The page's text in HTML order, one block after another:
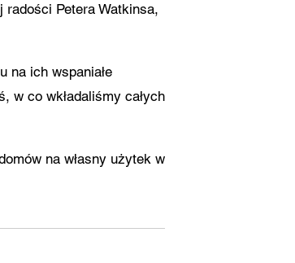
Petera Watkinsa,
na ich wspaniałe
w co wkładaliśmy całych
na własny użytek w